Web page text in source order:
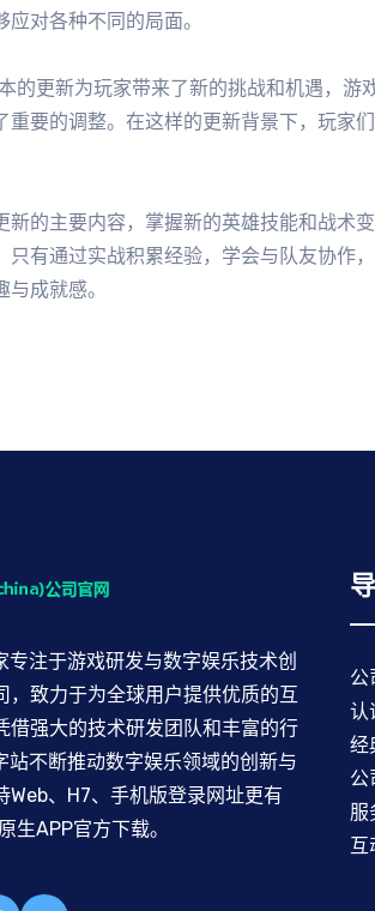
对各种不同的局面。
的更新为玩家带来了新的挑战和机遇，游
重要的调整。在这样的更新背景下，玩家
新的主要内容，掌握新的英雄技能和战术
只有通过实战积累经验，学会与队友协作
成就感。
专注于游戏研发与数字娱乐技术创
，致力于为全球用户提供优质的互
借强大的技术研发团队和丰富的行
站不断推动数字娱乐领域的创新与
Web、H7、手机版登录网址更有
生APP官方下载。
公
认
经
公
服
互